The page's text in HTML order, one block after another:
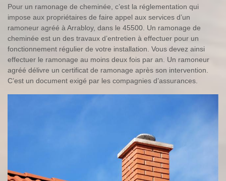
Pour un ramonage de cheminée, c’est la réglementation qui
impose aux propriétaires de faire appel aux services d’un
ramoneur agréé à Arrabloy, dans le 45500. Un ramonage de
cheminée est un des travaux d’entretien à effectuer pour un
fonctionnement régulier de votre installation. Vous devez ainsi
effectuer le ramonage au moins deux fois par an. Un ramoneur
agréé délivre un certificat de ramonage après son intervention.
C’est un document exigé par les compagnies d’assurances.